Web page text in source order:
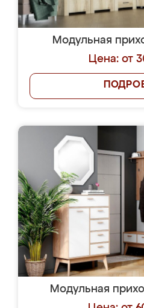
Модульная
Цена: от
Модульная